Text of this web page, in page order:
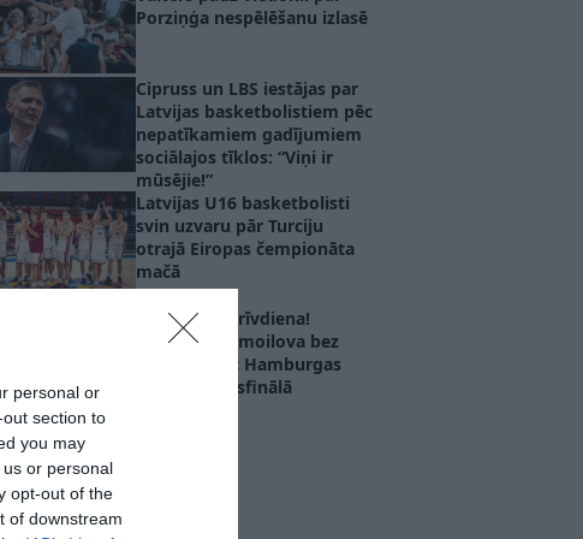
personal or
section to
you may
or personal
opt-out of the
of downstream
Porziņģa nespēlēšanu izlasē
Cipruss un LBS iestājas par
Latvijas basketbolistiem pēc
nepatīkamiem gadījumiem
sociālajos tīklos: “Viņi ir
mūsējie!”
Latvijas U16 basketbolisti
svin uzvaru pār Turciju
otrajā Eiropas čempionāta
mačā
Neplānota brīvdiena!
Graudiņa/Samoilova bez
cīņas iekļūst Hamburgas
“Elite 16” pusfinālā